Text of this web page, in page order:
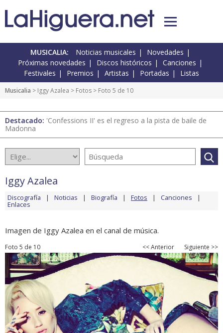
MUSICALIA: Noticias musicales
Novedades
Próximas novedades
Discos históricos
Canciones
Festivales
Premios Artistas Portadas Listas
Musicalia > Iggy Azalea > Fotos > Foto 5 de 10
Destacado: 'Confessions II' es el regreso a la pista de baile de
Madonna
Iggy Azalea
Discografía Noticias Biografía Fotos Canciones
Enlaces
Imagen de Iggy Azalea en el canal de música.
Foto 5 de 10 << Anterior Siguiente >>